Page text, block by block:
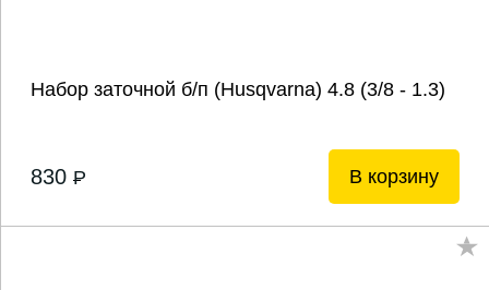
Набор заточной б/п (Husqvarna) 4.8 (3/8 - 1.3)
830 P В корзину